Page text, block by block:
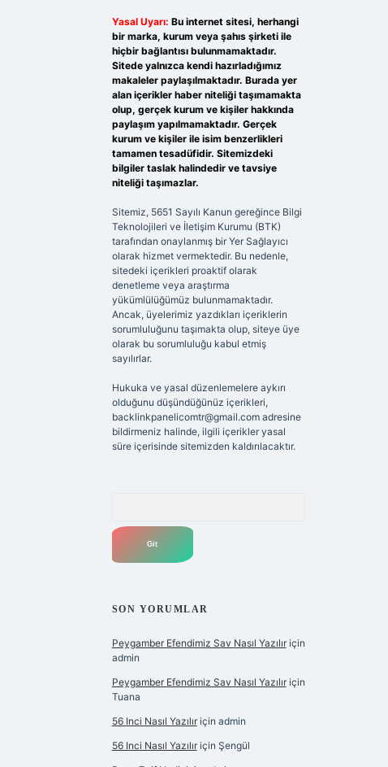
Yasal Uyarı: Bu internet sitesi, herhangi
bir marka, kurum veya şahıs şirketi ile
hiçbir bağlantısı bulunmamaktadır.
Sitede yalnızca kendi hazırladığımız
makaleler paylaşılmaktadır. Burada yer
alan içerikler haber niteliği taşımamakta
olup, gerçek kurum ve kişiler hakkında
paylaşım yapılmamaktadır. Gerçek
kurum ve kişiler ile isim benzerlikleri
tamamen tesadüfidir. Sitemizdeki
bilgiler taslak halindedir ve tavsiye
niteliği taşımazlar.
Sitemiz, 5651 Sayılı Kanun gereğince Bilgi
Teknolojileri ve İletişim Kurumu (BTK)
tarafından onaylanmış bir Yer Sağlayıcı
olarak hizmet vermektedir. Bu nedenle,
sitedeki içerikleri proaktif olarak
denetleme veya araştırma
yükümlülüğümüz bulunmamaktadır.
Ancak, üyelerimiz yazdıkları içeriklerin
sorumluluğunu taşımakta olup, siteye üye
olarak bu sorumluluğu kabul etmiş
sayılırlar.
Hukuka ve yasal düzenlemelere aykırı
olduğunu düşündüğünüz içerikleri,
backlinkpanelicomtr@gmail.comadresine
bildirmeniz halinde, ilgili içerikler yasal
süre içerisinde sitemizden kaldırılacaktır.
SON YORUMLAR
Peygamber Efendimiz Sav Nasıl Yazılıriçin
admin
Peygamber Efendimiz Sav Nasıl Yazılıriçin
Tuana
56 Inci Nasıl Yazılıriçin admin
56 Inci Nasıl Yazılıriçin Şengül